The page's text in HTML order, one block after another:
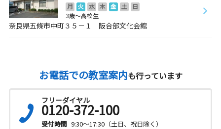
月 火 水 木 金 土
日
3歳～高校生
奈良県五條市中町３５－１ 阪合部文化会館
お電話での教室案内も行っています
フリーダイヤル
0120-372-100
受付時間 9:30～17:30（土日、祝日除く）